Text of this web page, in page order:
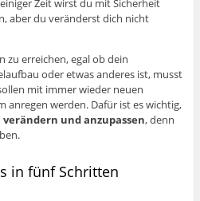
Zeit wirst du mit Sicherheit
aber du veränderst dich nicht
zu erreichen, egal ob dein
oder etwas anderes ist, musst
mit immer wieder neuen
anregen werden. Dafür ist es wichtig,
und anzupassen, denn
in fünf Schritten